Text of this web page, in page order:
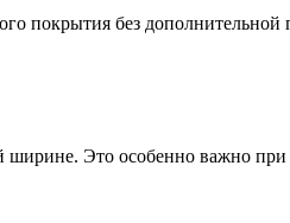
покрытия без дополнительной
Это особенно важно